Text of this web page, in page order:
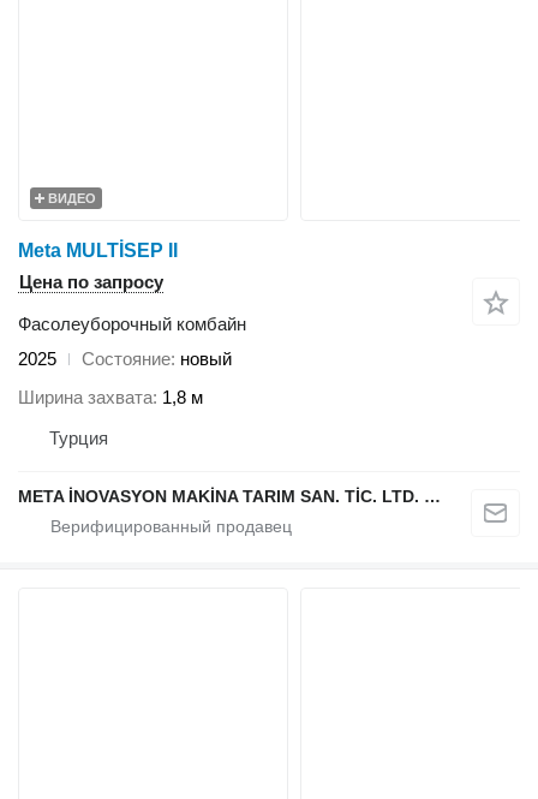
ВИДЕО
Meta MULTİSEP II
Цена по запросу
Фасолеуборочный комбайн
2025
Состояние новый
Ширина захвата 1,8 м
Турция
META İNOVASYON MAKİNA TARIM SAN. TİC. LTD. ŞTİ.